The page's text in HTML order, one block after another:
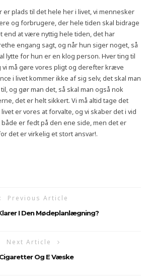
er plads til det hele her i livet, vi mennesker
og forbrugere, der hele tiden skal bidrage
end at være nyttig hele tiden, det har
engang sagt, og når hun siger noget, så
lytte for hun er en klog person. Hver ting til
vi må gøre vores pligt og derefter kræve
i livet kommer ikke af sig selv, det skal man
og gør man det, så skal man også nok
det er helt sikkert. Vi må altid tage det
er vores at forvalte, og vi skaber det i vid
er fedt på den ene side, men det er
det er virkelig et stort ansvar!.
Previous Article
I Den Mødeplanlægning?
Next Article
Og E Væske